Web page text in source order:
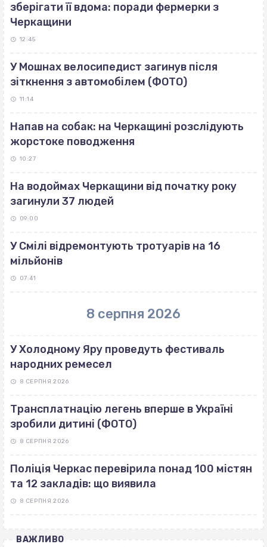
зберігати її вдома: поради фермерки з
Черкащини
12:45
У Мошнах велосипедист загинув після
зіткнення з автомобілем (ФОТО)
11:14
Напав на собак: на Черкащині розслідують
жорстоке поводження
10:27
На водоймах Черкащини від початку року
загинули 37 людей
09:00
У Смілі відремонтують тротуарів на 16
мільйонів
07:41
8 серпня 2026
У Холодному Яру проведуть фестиваль
народних ремесел
8 СЕРПНЯ 2026
Трансплатнацію легень вперше в Україні
зробили дитині (ФОТО)
8 СЕРПНЯ 2026
Поліція Черкас перевірила понад 100 містян
та 12 закладів: що виявила
8 СЕРПНЯ 2026
ВАЖЛИВО